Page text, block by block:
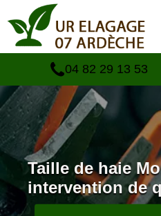
04 82 29 13 53
Taille de haie
intervention de